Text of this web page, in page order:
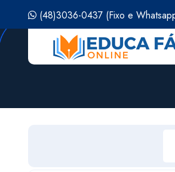
(48)3036-0437 (Fixo e